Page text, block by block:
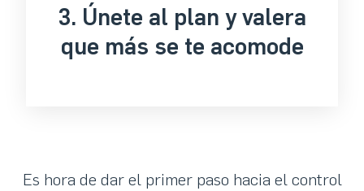
3. Únete al plan y valera
que más se te acomode
Es hora de dar el primer paso hacia el control